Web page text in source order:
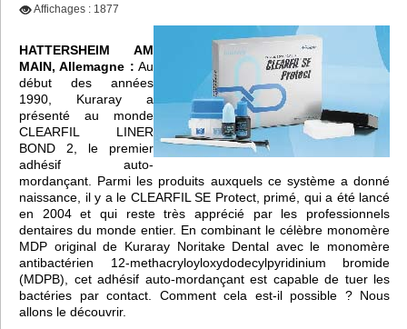
Affichages : 1877
HATTERSHEIM AM
MAIN, Allemagne : Au
début des années
1990, Kuraray a
présenté au monde
CLEARFIL LINER
BOND 2, le premier
adhésif auto-
mordançant. Parmi les produits auxquels ce système a donné
naissance, il y a le CLEARFIL SE Protect, primé, qui a été lancé
en 2004 et qui reste très apprécié par les professionnels
dentaires du monde entier. En combinant le célèbre monomère
MDP original de Kuraray Noritake Dental avec le monomère
antibactérien 12-methacryloyloxydodecylpyridinium bromide
(MDPB), cet adhésif auto-mordançant est capable de tuer les
bactéries par contact. Comment cela est-il possible ? Nous
allons le découvrir.